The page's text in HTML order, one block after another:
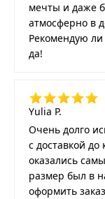
мечты и даже
атмосферно в
Рекомендую
да!
Yulia P.
Очень долго
с доставкой
оказались
размер был в
оформить